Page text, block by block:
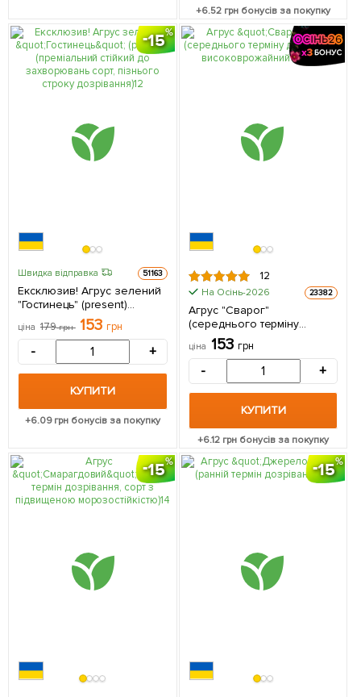
+6.52 грн бонусів за покупку
15
Швидка відправка 51163
Ексклюзив! Агрус зелений
"Гостинець" (present)
(преміальний стійкий до
захворювань сорт,
пізнього строку
дозрівання) 1 саджанець в
упаковці
ціна 179грн 153 грн
- +
КУПИТИ
+6.09грн бонусів за покупку
12
На Осінь-2026 23382
Агрус "Сварог"
(середнього терміну
дозрівання,
високоврожайний сорт) 1
саджанець в упаковці
ціна 153 грн
- +
КУПИТИ
+6.12 грн бонусів за покупку
15 15